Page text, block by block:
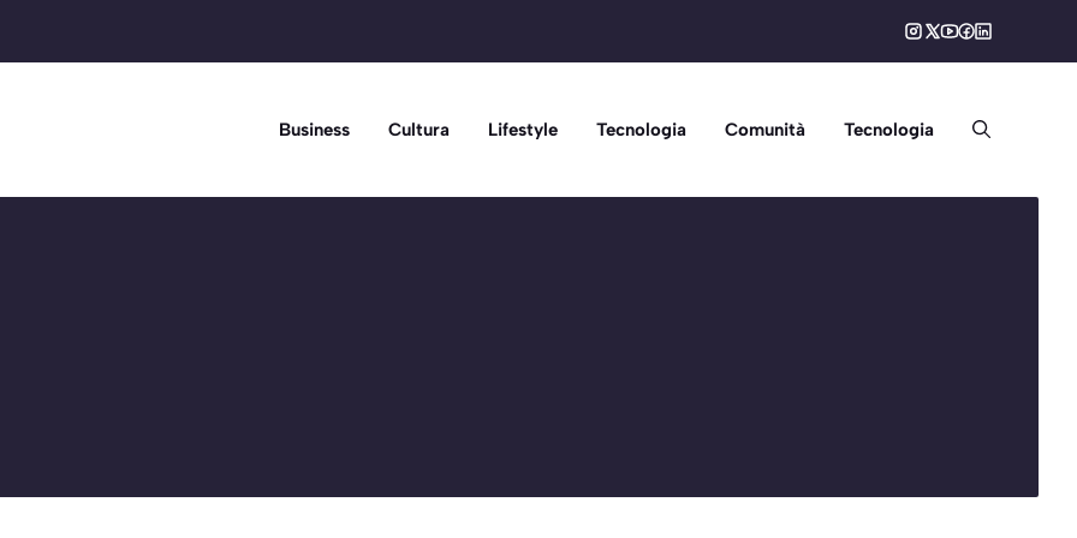
Business Cultura Lifestyle Tecnologia Comunità Tecnologia